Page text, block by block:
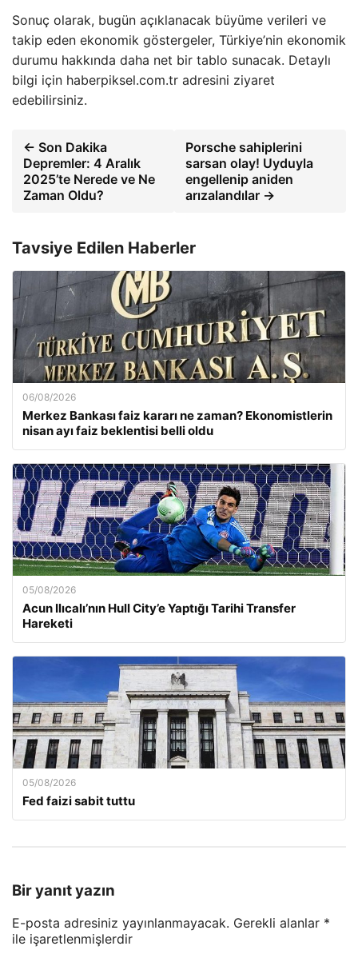
Sonuç olarak, bugün açıklanacak büyüme verileri ve
takip eden ekonomik göstergeler, Türkiye’nin ekonomik
durumu hakkında daha net bir tablo sunacak. Detaylı
bilgi için haberpiksel.com.tr adresini ziyaret
edebilirsiniz.
← Son Dakika
Depremler: 4 Aralık
2025’te Nerede ve Ne
Zaman Oldu?
Porsche sahiplerini
sarsan olay! Uyduyla
engellenip aniden
arızalandılar →
Tavsiye Edilen Haberler
06/08/2026
Merkez Bankası faiz kararı ne zaman? Ekonomistlerin
nisan ayı faiz beklentisi belli oldu
05/08/2026
Acun Ilıcalı’nın Hull City’e Yaptığı Tarihi Transfer
Hareketi
05/08/2026
Fed faizi sabit tuttu
Bir yanıt yazın
E-posta adresiniz yayınlanmayacak. Gerekli alanlar *
ile işaretlenmişlerdir